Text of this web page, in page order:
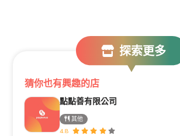
探索更多
猜你也有興趣的店
點點善有限公司
其他
4.8